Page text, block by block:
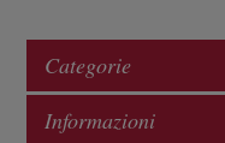
Categorie
Informazioni